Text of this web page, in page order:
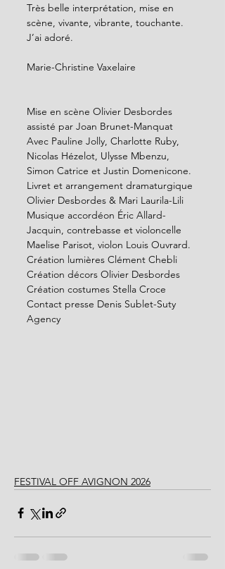
Très belle interprétation, mise en
scène, vivante, vibrante, touchante.
J’ai adoré.
Marie-Christine Vaxelaire
Mise en scène Olivier Desbordes
assisté par Joan Brunet-Manquat
Avec Pauline Jolly, Charlotte Ruby,
Nicolas Hézelot, Ulysse Mbenzu,
Simon Catrice et Justin Domenicone.
Livret et arrangement dramaturgique
Olivier Desbordes & Mari Laurila-Lili
Musique accordéon Éric Allard-
Jacquin, contrebasse et violoncelle
Maelise Parisot, violon Louis Ouvrard.
Création lumières Clément Chebli
Création décors Olivier Desbordes
Création costumes Stella Croce
Contact presse Denis Sublet-Suty
Agency
FESTIVAL OFF AVIGNON 2026